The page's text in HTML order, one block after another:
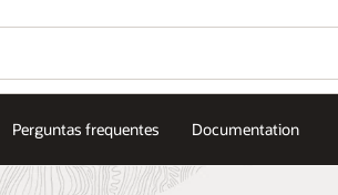
Perguntas frequentes Documentation